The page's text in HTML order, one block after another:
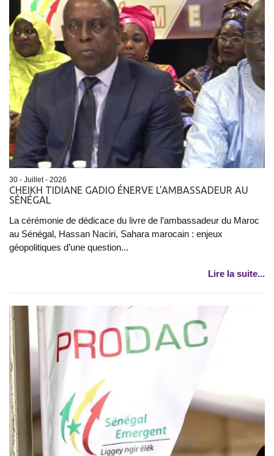
30 - Juillet - 2026
CHEIKH TIDIANE GADIO ÉNERVE L'AMBASSADEUR AU
SÉNÉGAL
La cérémonie de dédicace du livre de l’ambassadeur du Maroc
au Sénégal, Hassan Naciri, Sahara marocain : enjeux
géopolitiques d’une question...
Lire la suite...